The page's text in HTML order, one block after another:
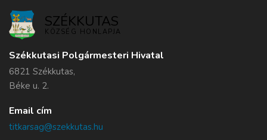
SZÉKKUTAS
KÖZSÉG HONLAPJA
Székkutasi Polgármesteri Hivatal
6821 Székkutas,
Béke u. 2.
Email cím
titkarsag@szekkutas.hu